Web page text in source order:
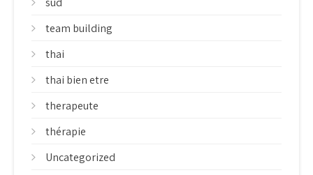
team building
thai
thai bien etre
therapeute
thérapie
Uncategorized